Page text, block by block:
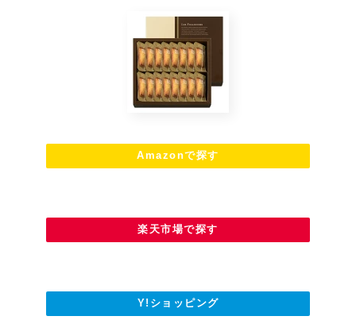
Amazonで探す
楽天市場で探す
Y!ショッピング